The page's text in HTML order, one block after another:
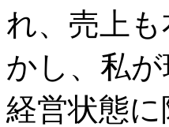
れ、売上
かし、私
経営状態